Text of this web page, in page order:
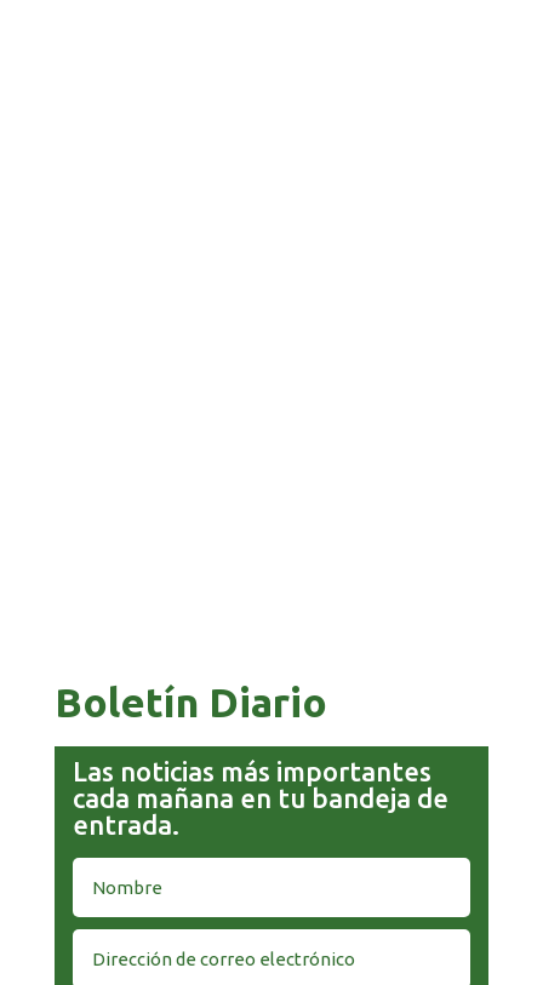
Boletín Diario
Las noticias más importantes
cada mañana en tu bandeja de
entrada.